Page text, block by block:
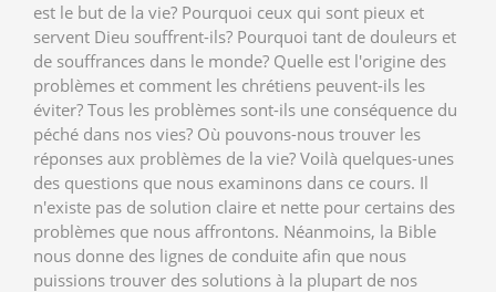
est le but de la vie? Pourquoi ceux qui sont pieux et
servent Dieu souffrent-ils? Pourquoi tant de douleurs et
de souffrances dans le monde? Quelle est l'origine des
problèmes et comment les chrétiens peuvent-ils les
éviter? Tous les problèmes sont-ils une conséquence du
péché dans nos vies? Où pouvons-nous trouver les
réponses aux problèmes de la vie? Voilà quelques-unes
des questions que nous examinons dans ce cours. Il
n'existe pas de solution claire et nette pour certains des
problèmes que nous affrontons. Néanmoins, la Bible
nous donne des lignes de conduite afin que nous
puissions trouver des solutions à la plupart de nos